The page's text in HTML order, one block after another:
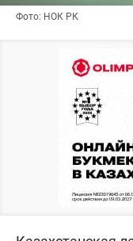
Фото: НОК РК